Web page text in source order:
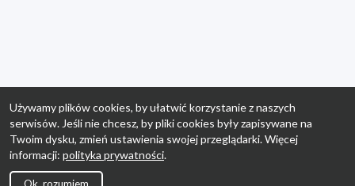
Używamy plików cookies, by ułatwić korzystanie z naszych
serwisów. Jeśli nie chcesz, by pliki cookies były zapisywane na
Twoim dysku, zmień ustawienia swojej przeglądarki. Więcej
informacji: polityka prywatności.